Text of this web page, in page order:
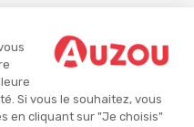
Si vous le souhaitez, vous
en cliquant sur "Je choisis"